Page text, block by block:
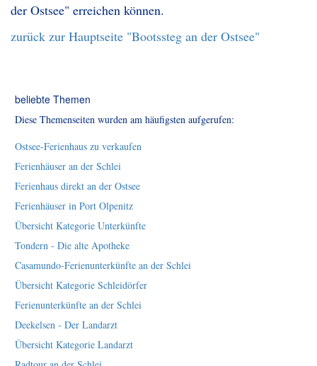
der Ostsee" erreichen können.
zurück zur Hauptseite "Bootssteg an der Ostsee"
beliebte Themen
Diese Themenseiten wurden am häufigsten aufgerufen:
Ostsee-Ferienhaus zu verkaufen
Ferienhäuser an der Schlei
Ferienhaus direkt an der Ostsee
Ferienhäuser in Port Olpenitz
Übersicht Kategorie Unterkünfte
Tondern - Die alte Apotheke
Casamundo-Ferienunterkünfte an der Schlei
Übersicht Kategorie Schleidörfer
Ferienunterkünfte an der Schlei
Deekelsen - Der Landarzt
Übersicht Kategorie Landarzt